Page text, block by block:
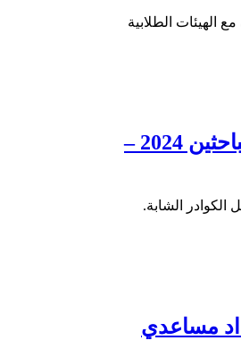
الهيئات الطلابية
مركز الحوار السوري يُقيم الحفل الختامي الخاص ببرنامج إعداد مساعدي الباحثين 2024 –
الشابة.
مساعدي